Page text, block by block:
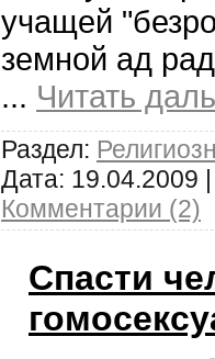
учащей
земной ад
... Читать
Раздел:
Дата: 19.04.2009
Комментарии (2)
Спасти